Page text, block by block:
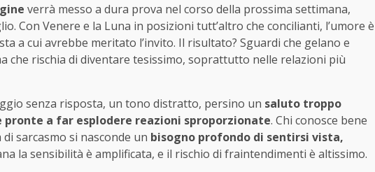
verrà messo a dura prova nel corso della prossima settimana,
Con Venere e la Luna in posizioni tutt’altro che concilianti, l’umore è
a cui avrebbe meritato l’invito. Il risultato? Sguardi che gelano e
che rischia di diventare tesissimo, soprattutto nelle relazioni più
senza risposta, un tono distratto, persino un saluto troppo
a far esplodere reazioni sproporzionate. Chi conosce bene
sarcasmo si nasconde un bisogno profondo di sentirsi vista,
la sensibilità è amplificata, e il rischio di fraintendimenti è altissimo.